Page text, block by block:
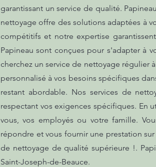
garantissant un service de qualité.
nettoyage offre des solutions adaptées à
compétitifs et notre expertise
Papineau sont conçues pour s'adapter à
cherchez un service de nettoyage régulier
personnalisé à vos besoins spécifiques
restant abordable. Nos services de
respectant vos exigences spécifiques. En
vous, vos employés ou votre famille.
répondre et vous fournir une prestation
de nettoyage de qualité supérieure !.
Saint-Joseph-de-Beauce.